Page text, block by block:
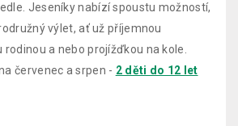
Jeseníky nabízí spoustu možností,
výlet, ať už příjemnou
a nebo projížďkou na kole.
červenec a srpen - 2 děti do 12 let